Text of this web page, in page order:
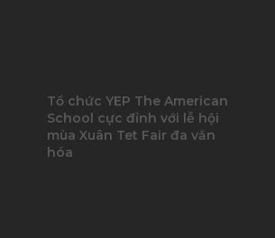
Tổ chức YEP The American
School cực đỉnh với lễ hội
mùa Xuân Tet Fair đa văn
hóa